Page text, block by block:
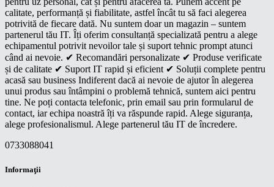
calitate, performanță și fiabilitate, astfel încât tu să faci alegerea
potrivită de fiecare dată. Nu suntem doar un magazin – suntem
partenerul tău IT. Îți oferim consultanță specializată pentru a alege
echipamentul potrivit nevoilor tale și suport tehnic prompt atunci
când ai nevoie. ✔ Recomandări personalizate ✔ Produse verificate
și de calitate ✔ Suport IT rapid și eficient ✔ Soluții complete pentru
acasă sau business Indiferent dacă ai nevoie de ajutor în alegerea
unui produs sau întâmpini o problemă tehnică, suntem aici pentru
tine. Ne poți contacta telefonic, prin email sau prin formularul de
contact, iar echipa noastră îți va răspunde rapid. Alege siguranța,
alege profesionalismul. Alege partenerul tău IT de încredere.
0733088041
Informaţii